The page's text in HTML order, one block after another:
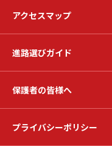
アクセスマップ
進路選びガイド
保護者の皆様へ
プライバシーポリシー